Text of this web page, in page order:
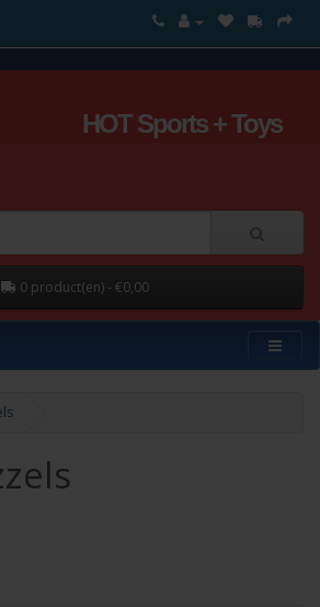
HOT Sports + Toys
0 product(en) - €0,00